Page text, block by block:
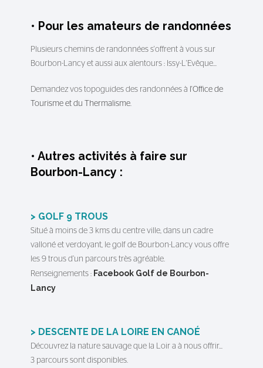
• Pour les amateurs de randonnées
Plusieurs chemins de randonnées s'offrent à vous sur
Bourbon-Lancy et aussi aux alentours : Issy-L'Evêque...
Demandez vos topoguides des randonnées à l'Office de
Tourisme et du Thermalisme.
• Autres activités à faire sur
Bourbon-Lancy :
> GOLF 9 TROUS
Situé à moins de 3 kms du centre ville, dans un cadre
valloné et verdoyant, le golf de Bourbon-Lancy vous offre
les 9 trous d’un parcours très agréable.
Renseignements : Facebook Golf de Bourbon-
Lancy
> DESCENTE DE LA LOIRE EN CANOÉ
Découvrez la nature sauvage que la Loir a à nous offrir...
3 parcours sont disponibles.